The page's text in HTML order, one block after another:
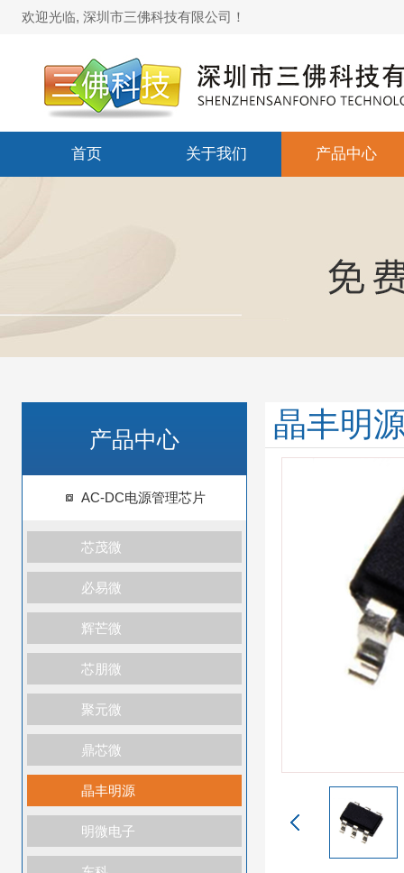
欢迎光临, 深圳市三佛科技有限公司！
首页 关于我们 产品中心
产品中心
AC-DC电源管理芯片
芯茂微
必易微
辉芒微
芯朋微
聚元微
鼎芯微
晶丰明源
明微电子
晶丰明